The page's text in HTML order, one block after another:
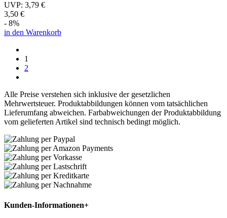
UVP: 3,79 €
3,50 €
- 8%
in den Warenkorb
1
2
Alle Preise verstehen sich inklusive der gesetzlichen
Mehrwertsteuer. Produktabbildungen können vom tatsächlichen
Lieferumfang abweichen. Farbabweichungen der Produktabbildung
vom gelieferten Artikel sind technisch bedingt möglich.
Kunden-Informationen+